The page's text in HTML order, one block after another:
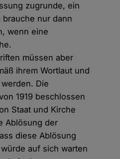
zugrunde, ein
nur dann
wenn eine
müssen aber
ihrem Wortlaut und
Die
1919 beschlossen
Staat und Kirche
Ablösung der
diese Ablösung
auf sich warten